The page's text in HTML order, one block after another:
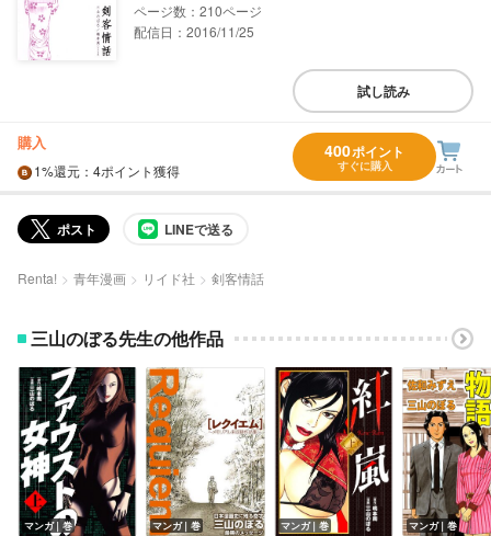
210
配信日：2016/11/25
試し読み
購入
1%還元 ：4ポイント獲得
400ポイント
すぐに購入
ポスト LINEで送る
Renta! 青年漫画 リイド社 剣客情話
三山のぼる先生の他作品
マンガ｜巻 マンガ｜巻 マンガ｜巻 マンガ｜巻